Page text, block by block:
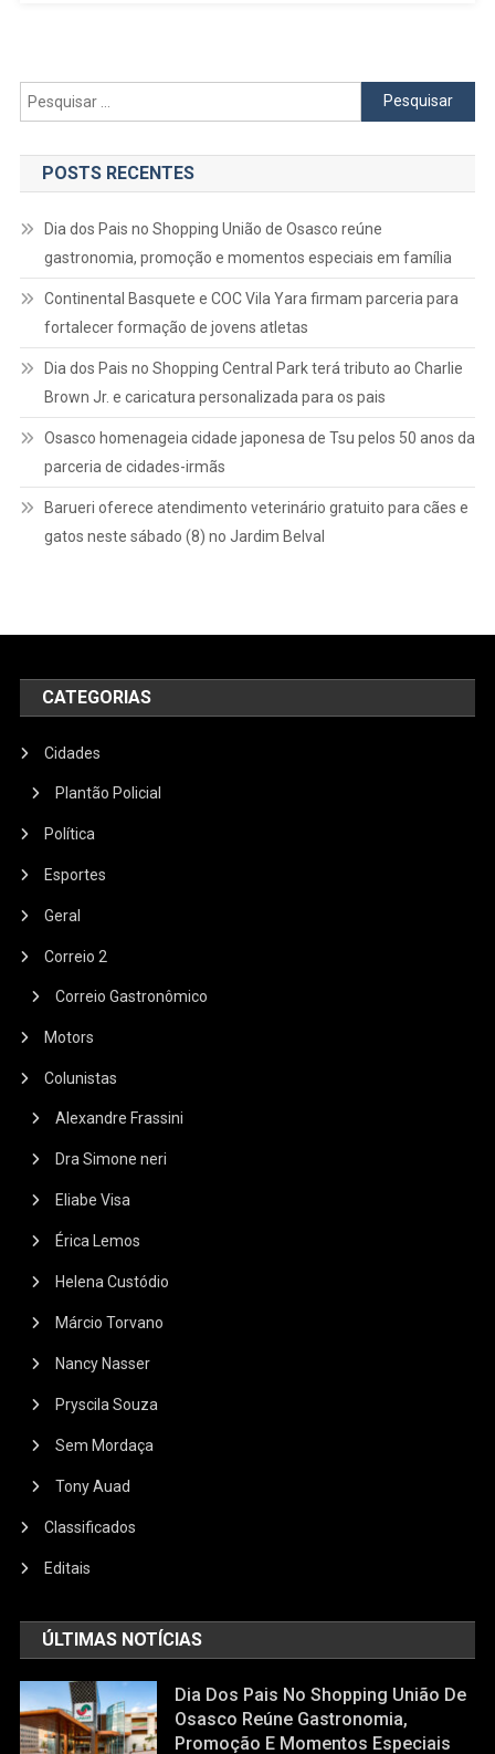
Clube
Pesquisar
por:
POSTS RECENTES
Dia dos Pais no Shopping União de Osasco reúne
gastronomia, promoção e momentos especiais em família
Continental Basquete e COC Vila Yara firmam parceria para
fortalecer formação de jovens atletas
Dia dos Pais no Shopping Central Park terá tributo ao Charlie
Brown Jr. e caricatura personalizada para os pais
Osasco homenageia cidade japonesa de Tsu pelos 50 anos da
parceria de cidades-irmãs
Barueri oferece atendimento veterinário gratuito para cães e
gatos neste sábado (8) no Jardim Belval
CATEGORIAS
Cidades
Plantão Policial
Política
Esportes
Geral
Correio 2
Correio Gastronômico
Motors
Colunistas
Alexandre Frassini
Dra Simone neri
Eliabe Visa
Érica Lemos
Helena Custódio
Márcio Torvano
Nancy Nasser
Pryscila Souza
Sem Mordaça
Tony Auad
Classificados
Editais
ÚLTIMAS NOTÍCIAS
Dia Dos Pais No Shopping União De
Osasco Reúne Gastronomia,
Promoção E Momentos Especiais